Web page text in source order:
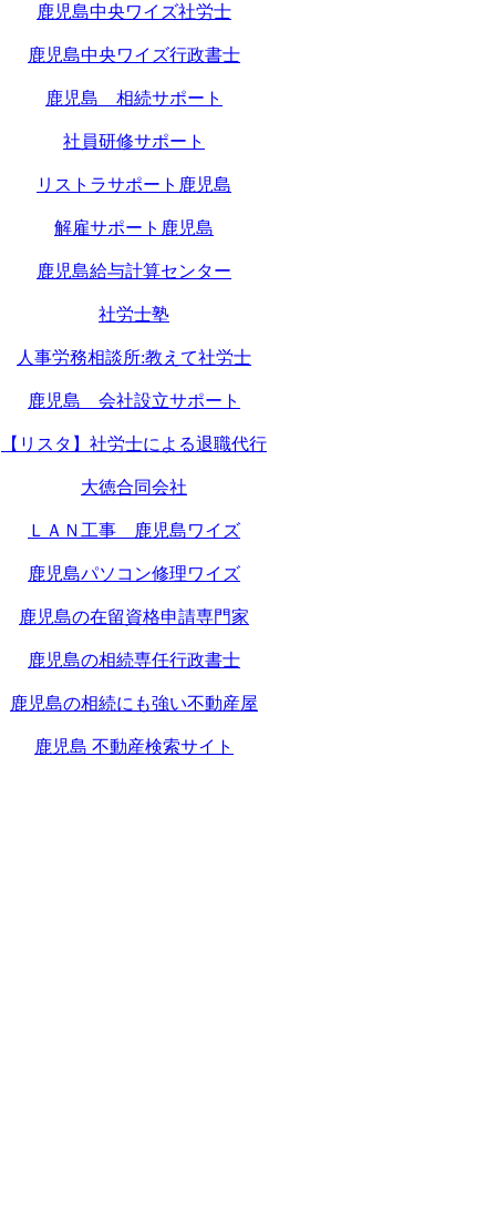
鹿児島中央ワイズ社労士
鹿児島中央ワイズ行政書士
鹿児島 相続サポート
社員研修サポート
リストラサポート鹿児島
解雇サポート鹿児島
鹿児島給与計算センター
社労士塾
人事労務相談所:教えて社労士
鹿児島 会社設立サポート
【リスタ】社労士による退職代行
大徳合同会社
ＬＡＮ工事 鹿児島ワイズ
鹿児島パソコン修理ワイズ
鹿児島の在留資格申請専門家
鹿児島の相続専任行政書士
鹿児島の相続にも強い不動産屋
鹿児島 不動産検索サイト